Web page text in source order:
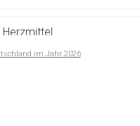
Herzmittel
im Jahr 2026